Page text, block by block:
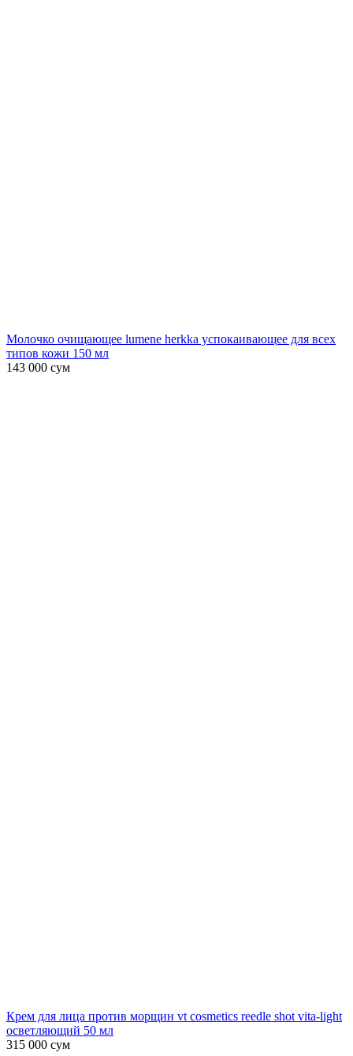
Молочко очищающее lumene herkka успокаивающее для всех
типов кожи 150 мл
143 000 сум
Крем для лица против морщин vt cosmetics reedle shot vita-light
осветляющий 50 мл
315 000 сум